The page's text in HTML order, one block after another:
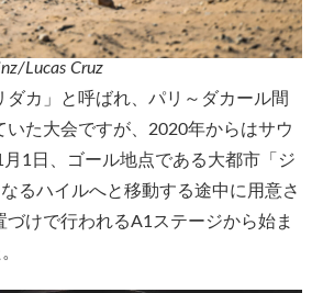
Lucas Cruz
カ」と呼ばれ、パリ～ダカール間
た大会ですが、2020年からはサウ
1日、ゴール地点である大都市「ジ
るハイルへと移動する途中に用意さ
けで行われるA1ステージから始ま